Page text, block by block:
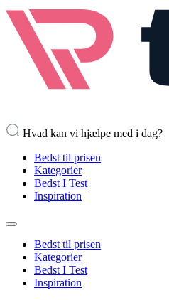
Hvad kan vi hjælpe med i dag?
Bedst til prisen
Kategorier
Bedst I Test
Inspiration
Bedst til prisen
Kategorier
Bedst I Test
Inspiration